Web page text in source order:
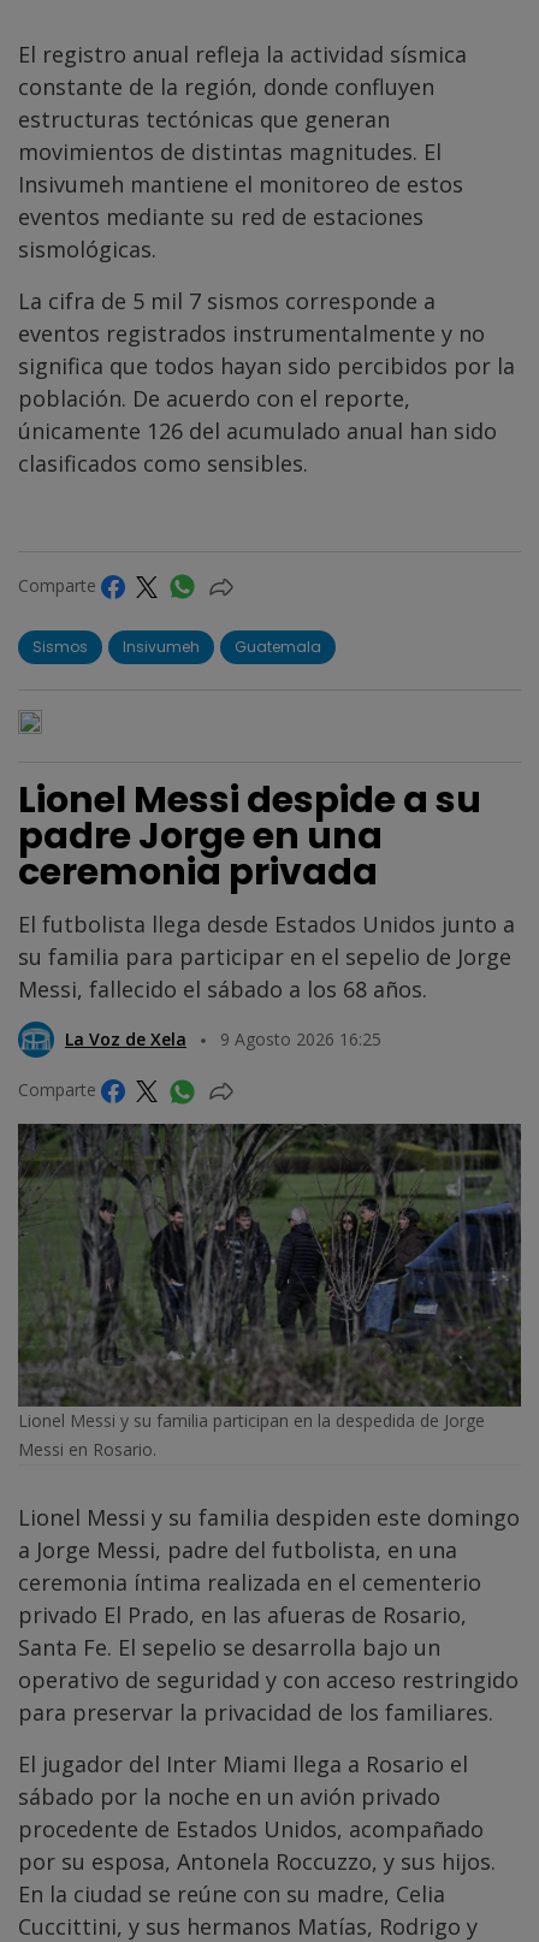
El registro anual refleja la actividad sísmica
constante de la región, donde confluyen
estructuras tectónicas que generan
movimientos de distintas magnitudes. El
Insivumeh mantiene el monitoreo de estos
eventos mediante su red de estaciones
sismológicas.
La cifra de 5 mil 7 sismos corresponde a
eventos registrados instrumentalmente y no
significa que todos hayan sido percibidos por la
población. De acuerdo con el reporte,
únicamente 126 del acumulado anual han sido
clasificados como sensibles.
Comparte
Sismos Insivumeh Guatemala
Lionel Messi despide a su
padre Jorge en una
ceremonia privada
El futbolista llega desde Estados Unidos junto a
su familia para participar en el sepelio de Jorge
Messi, fallecido el sábado a los 68 años.
La Voz de Xela 9 Agosto 2026 16:25
Comparte
Lionel Messi y su familia participan en la despedida de Jorge
Messi en Rosario.
Lionel Messi y su familia despiden este domingo
a Jorge Messi, padre del futbolista, en una
ceremonia íntima realizada en el cementerio
privado El Prado, en las afueras de Rosario,
Santa Fe. El sepelio se desarrolla bajo un
operativo de seguridad y con acceso restringido
para preservar la privacidad de los familiares.
El jugador del Inter Miami llega a Rosario el
sábado por la noche en un avión privado
procedente de Estados Unidos, acompañado
por su esposa, Antonela Roccuzzo, y sus hijos.
En la ciudad se reúne con su madre, Celia
Cuccittini, y sus hermanos Matías, Rodrigo y